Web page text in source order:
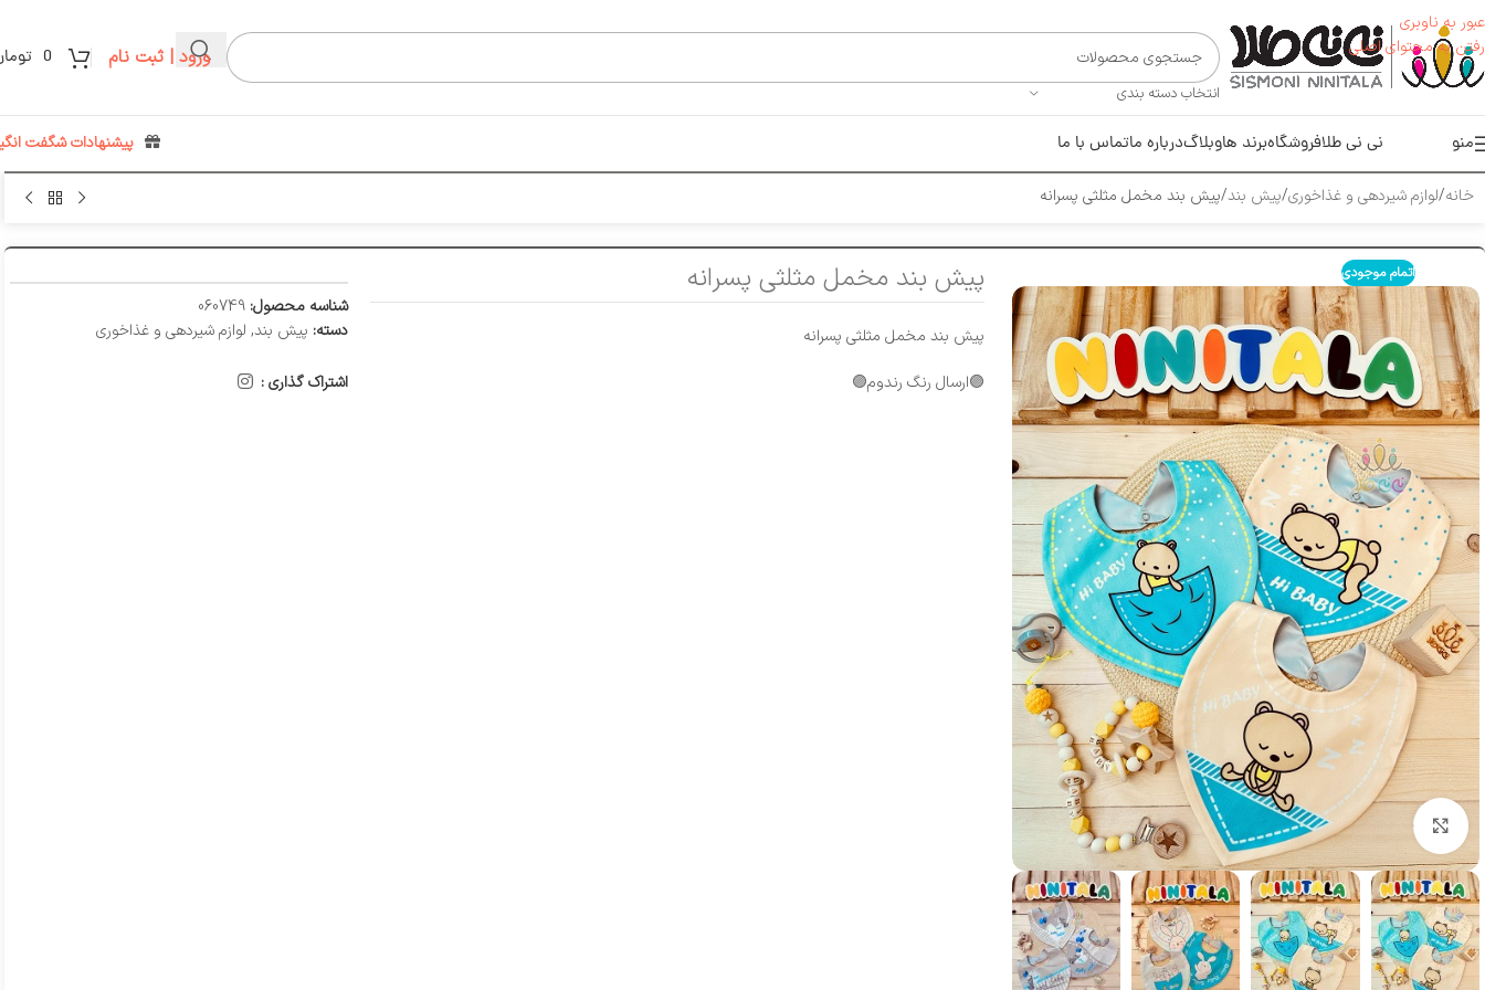
عبور به ناوبری
رفتن به محتوای اصلی
انتخاب دسته بندی
ورود | ثبت نام 0
منو نی نی طلافروشگاهبرند هاوبلاگدرباره ماتماس با ما پیشنهادات شگفت
خانه لوازم شیر‌دهی و غذاخوری پیش بند پیش بند مخمل مثلثی پسرانه
اتمام موجودی
بزرگنمایی تصویر
پیش بند مخمل مثلثی پسرانه
پیش بند مخمل مثلثی پسرانه
🟣ارسال رنگ رندوم🟣
شناسه محصول:060749
دسته: پیش بند, لوازم شیر‌دهی و غذاخوری
اشتراک گذاری :